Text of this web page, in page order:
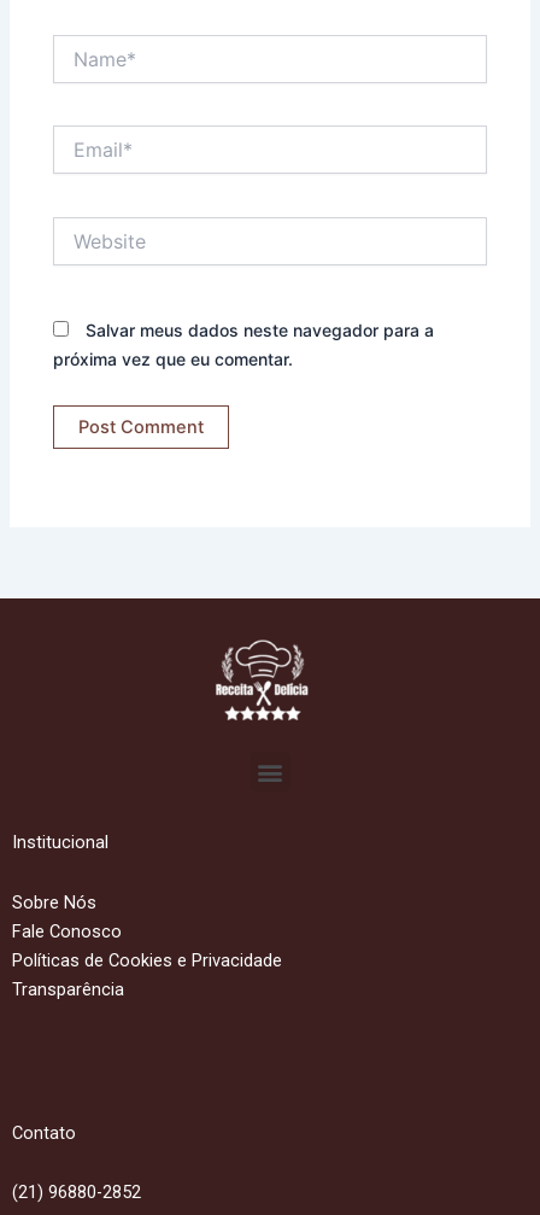
Salvar meus dados neste navegador para a
próxima vez que eu comentar.
Menu
Institucional
Sobre Nós
Fale Conosco
Políticas de Cookies e Privacidade
Transparência
Contato
(21) 96880-2852